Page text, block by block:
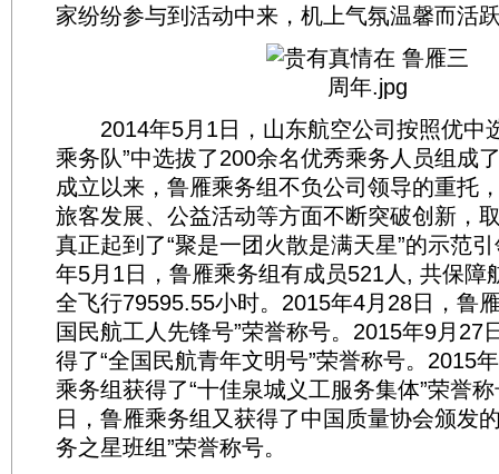
家纷纷参与到活动中来，机上气氛温馨而活
2014年5月1日，山东航空公司按照优中
乘务队”中选拔了200余名优秀乘务人员组成
成立以来，鲁雁乘务组不负公司领导的重托
旅客发展、公益活动等方面不断突破创新，
真正起到了“聚是一团火散是满天星”的示范
年5月1日，鲁雁乘务组有成员521人, 共保障
全飞行79595.55小时。2015年4月28日，鲁
国民航工人先锋号”荣誉称号。2015年9月27
得了“全国民航青年文明号”荣誉称号。2015
乘务组获得了“十佳泉城义工服务集体”荣誉
日，鲁雁乘务组又获得了中国质量协会颁发
务之星班组”荣誉称号。